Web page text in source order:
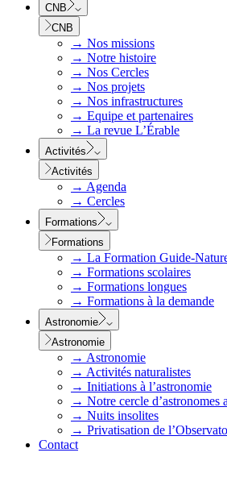
CNB
CNB
→ Nos missions
→ Notre histoire
→ Nos Cercles
→ Nos projets
→ Nos infrastructures
→ Equipe et partenaires
→ La revue L’Érable
Activités
Activités
→ Agenda
→ Cercles
Formations
Formations
→ La Formation Guide-
→ Formations scolaires
→ Formations longues
→ Formations à la demande
Astronomie
Astronomie
→ Astronomie
→ Activités naturalistes
→ Initiations à l’astronomie
→ Notre cercle d’astronomes
→ Nuits insolites
→ Privatisation de
Contact